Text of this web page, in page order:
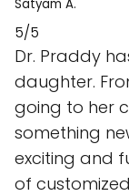
Satyam A.
5/5
Dr. Praddy
daughter.
going to her
something
exciting and
of